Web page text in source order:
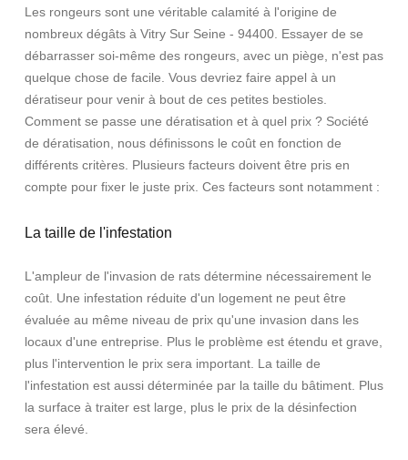
Les rongeurs sont une véritable calamité à l'origine de
nombreux dégâts à Vitry Sur Seine - 94400. Essayer de se
débarrasser soi-même des rongeurs, avec un piège, n'est pas
quelque chose de facile. Vous devriez faire appel à un
dératiseur pour venir à bout de ces petites bestioles.
Comment se passe une dératisation et à quel prix ? Société
de dératisation, nous définissons le coût en fonction de
différents critères. Plusieurs facteurs doivent être pris en
compte pour fixer le juste prix. Ces facteurs sont notamment :
La taille de l'infestation
L'ampleur de l'invasion de rats détermine nécessairement le
coût. Une infestation réduite d'un logement ne peut être
évaluée au même niveau de prix qu'une invasion dans les
locaux d'une entreprise. Plus le problème est étendu et grave,
plus l'intervention le prix sera important. La taille de
l'infestation est aussi déterminée par la taille du bâtiment. Plus
la surface à traiter est large, plus le prix de la désinfection
sera élevé.